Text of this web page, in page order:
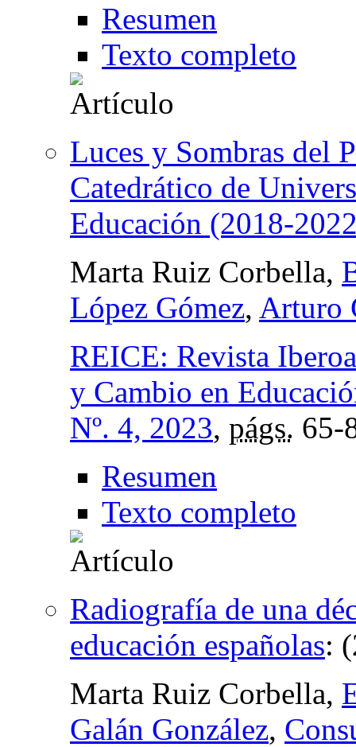
Resumen
Texto completo
Luces y Sombras del
Catedrático de
Educación (2018-
Marta Ruiz Corbella,
López Gómez, Arturo
REICE: Revista
y Cambio en
Nº. 4, 2023, págs. 65-
Resumen
Texto completo
Radiografía de una
educación españolas:
Marta Ruiz Corbella,
Galán González,